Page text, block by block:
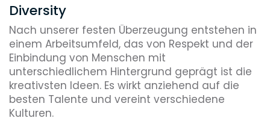
Diversity
Nach unserer festen Überzeugung entstehen in
einem Arbeitsumfeld, das von Respekt und der
Einbindung von Menschen mit
unterschiedlichem Hintergrund geprägt ist die
kreativsten Ideen. Es wirkt anziehend auf die
besten Talente und vereint verschiedene
Kulturen.